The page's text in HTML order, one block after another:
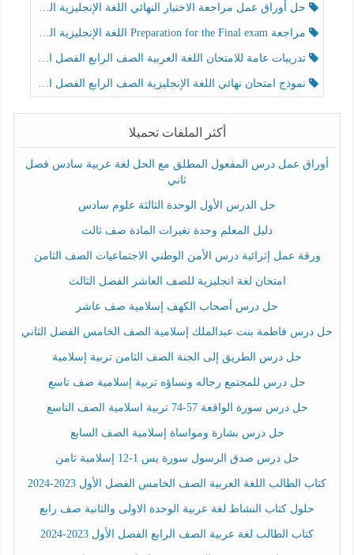
حل أوراق عمل مراجعة الاختبار النهائي اللغة الإنجليزية الصف الرابع الفصل الثالث
مراجعة Preparation for the Final exam اللغة الإنجليزية الصف الرابع الفصل الثالث
تدريبات عامة للامتحان اللغة العربية الصف الرابع الفصل الثالث
نموذج امتحان نهائي اللغة الإنجليزية الصف الرابع الفصل الثالث
أكثر الملفات تحميلا
أوراق عمل درس المفعول المطلق مع الحل لغة عربية سادس فصل
ثاني
حل الدرس الأول الوحدة الثالثة علوم سادس
دليل المعلم وحدة تغيرات المادة صف ثالث
ورقة عمل إثرائية درس الأمن الوطني الاجتماعيات الصف الثامن
امتحان لغة انجليزية للصف العاشر الفصل الثالث
حل درس أصحاب الكهف إسلامية صف عاشر
حل درس فاطمة بنت عبدالملك إسلامية الصف الخامس الفصل الثاني
حل درس الطريق إلى الجنة الصف الثامن تربية إسلامية
حل درس للمجتمع رجاله ونساؤه تربية إسلامية صف تاسع
حل درس سورة الواقعة 57-74 تربية اسلامية الصف التاسع
حل درس بشارة ومواساة إسلامية الصف السابع
حل درس صدق الرسول سورة يس 1-12 إسلامية ثامن
كتاب الطالب اللغة العربية الصف الخامس الفصل الأول 2023-2024
حلول كتاب النشاط لغة عربية الوحدة الاولى والثانية صف رابع
كتاب الطالب لغة عربية الصف الرابع الفصل الأول 2023-2024